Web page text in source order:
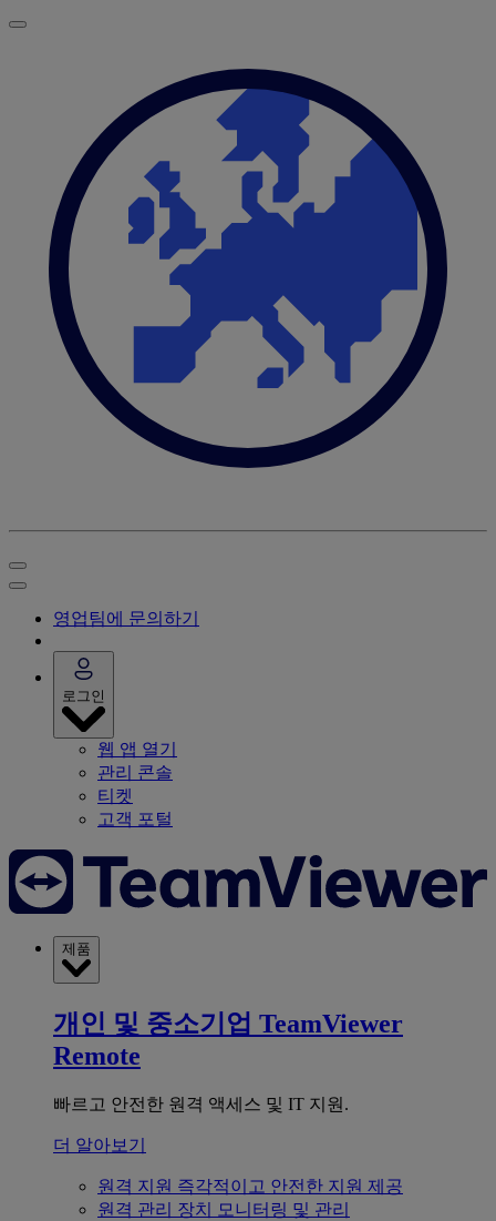
영업팀에 문의하기
로그인
웹 앱 열기
관리 콘솔
티켓
고객 포털
제품
개인 및 중소기업 TeamViewer
Remote
빠르고 안전한 원격 액세스 및 IT 지원.
더 알아보기
원격 지원 즉각적이고 안전한 지원 제공
원격 관리 장치 모니터링 및 관리